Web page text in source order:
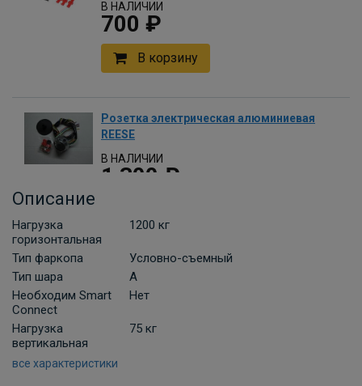
В НАЛИЧИИ
700 ₽
В корзину
Розетка электрическая алюминиевая
REESE
В НАЛИЧИИ
1 300 ₽
Комплект универсальной
(Россия)
В НАЛИЧИИ
Описание
Нагрузка
горизонтальная
1200 кг
Тип фаркопа
Условно-съемный
Тип шара
A
Необходим Smart
Connect
Нет
Нагрузка
вертикальная
75 кг
все характеристики